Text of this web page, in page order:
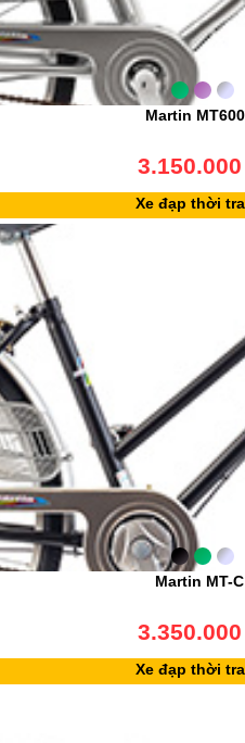
Martin
Xe đạp thời
Martin MT-C
Xe đạp thời